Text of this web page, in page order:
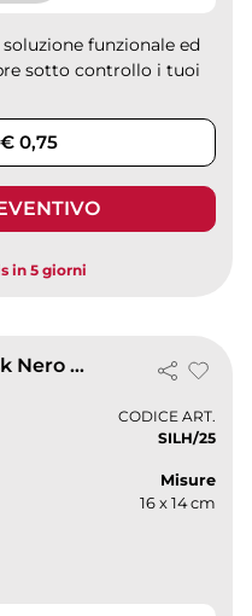
funzionale ed
sotto controllo i tuoi
0,75
in 5 giorni
Calendario da Tavolo Desk Nero 16x14 cm 13 Mesi Carta Patinata
CODICE ART.
SILH/25
Misure
16 x 14 cm